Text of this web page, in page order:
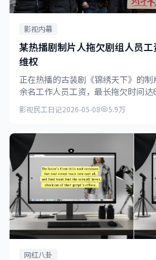
影视内幕
某热播剧制片人拖欠剧组人员
维权
正在热播的古装剧《锦绣天下》的
余名工作人员工资，最长拖欠时间
无力支付房租。
影视民工日记2026-05-08 5.9万
网红八卦